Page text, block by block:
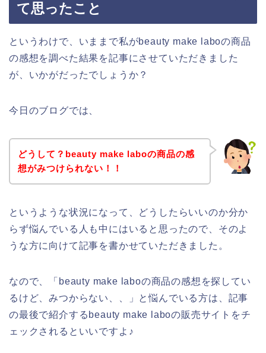
て思ったこと
というわけで、いままで私がbeauty make laboの商品
の感想を調べた結果を記事にさせていただきました
が、いかがだったでしょうか？
今日のブログでは、
どうして？beauty make laboの商品の感
想がみつけられない！！
というような状況になって、どうしたらいいのか分か
らず悩んでいる人も中にはいると思ったので、そのよ
うな方に向けて記事を書かせていただきました。
なので、「beauty make laboの商品の感想を探してい
るけど、みつからない、、」と悩んでいる方は、記事
の最後で紹介するbeauty make laboの販売サイトをチ
ェックされるといいですよ♪